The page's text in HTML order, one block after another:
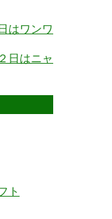
はワンワ
日はニャ
ト